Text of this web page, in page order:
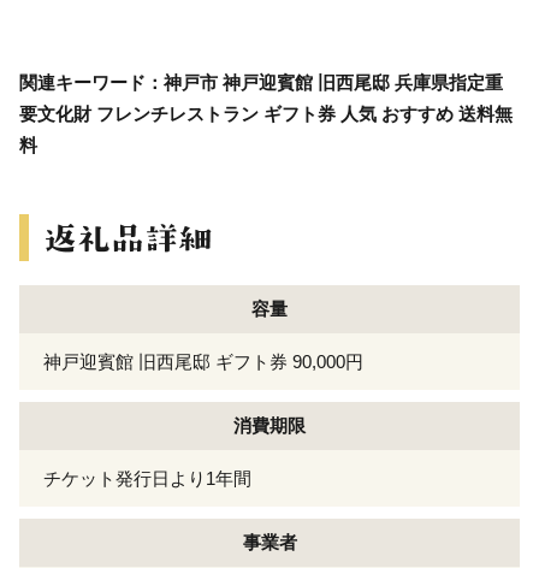
関連キーワード：神戸市 神戸迎賓館 旧西尾邸 兵庫県指定重
要文化財 フレンチレストラン ギフト券 人気 おすすめ 送料無
料
容量
神戸迎賓館 旧西尾邸 ギフト券 90,000円
消費期限
チケット発行日より1年間
事業者